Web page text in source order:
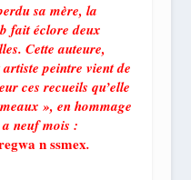
sa mère, la
fait éclore deux
Cette auteure,
peintre vient de
ces recueils qu’elle
», en hommage
neuf mois :
n ssmex.